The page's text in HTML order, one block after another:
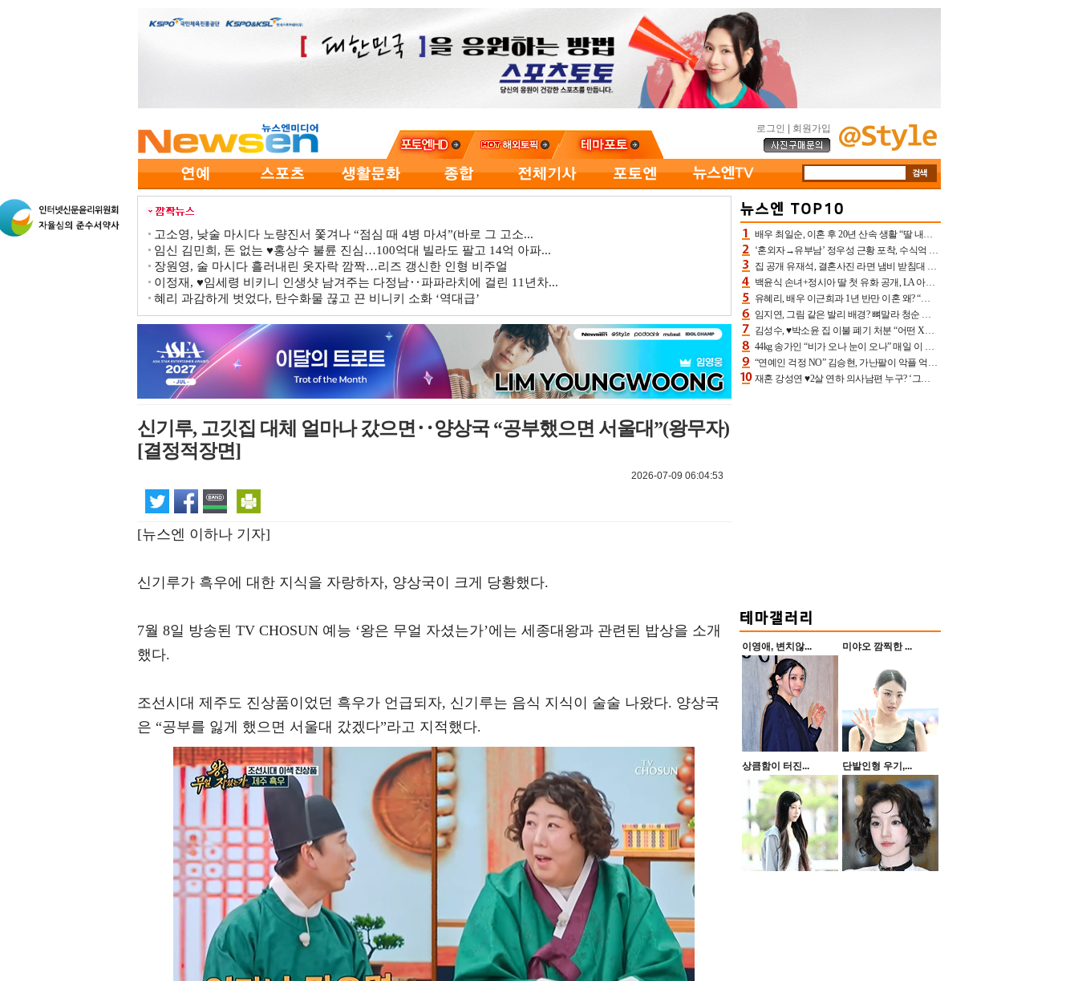
로그인 회원가입
고소영, 낮술 마시다 노량진서 쫓겨나 “점심 때 4병 마셔”(바로 그 고소...
임신 김민희, 돈 없는 ♥홍상수 불륜 진심…100억대 빌라도 팔고 14억 아파...
장원영, 술 마시다 흘러내린 옷자락 깜짝…리즈 갱신한 인형 비주얼
이정재, ♥임세령 비키니 인생샷 남겨주는 다정남‥파파라치에 걸린 11년차...
혜리 과감하게 벗었다, 탄수화물 끊고 끈 비니키 소화 ‘역대급’
신기루, 고깃집 대체 얼마나 갔으면‥양상국 “공부했으면 서울대”(왕무자)
[결정적장면]
2026-07-09 06:04:53
[뉴스엔 이하나 기자]
신기루가 흑우에 대한 지식을 자랑하자, 양상국이 크게 당황했다.
7월 8일 방송된 TV CHOSUN 예능 ‘왕은 무얼 자셨는가’에는 세종대왕과 관련된 밥상을 소개
했다.
조선시대 제주도 진상품이었던 흑우가 언급되자, 신기루는 음식 지식이 술술 나왔다. 양상국
은 “공부를 잃게 했으면 서울대 갔겠다”라고 지적했다.
배우 최일순, 이혼 후 20년 산속 생활 “딸 내가 버렸다고 원망‥맘 아파”(특종)[어제TV]
‘혼외자→유부남’ 정우성 근황 포착, 수식억 해킹 피해 후배 만났다 “존경하는”
집 공개 유재석, 결혼사진 라면 냄비 받침대 되고 분노‥가족사진도 피해(놀뭐)[어제TV]
백윤식 손녀+정시아 딸 첫 유화 공개, LA 아트쇼→서울국제조각페스타 작가다운 수준급 실력
유혜리, 배우 이근희과 1년 반만 이혼 왜? “식칼 꽂고 의자 던져” 충격 폭로(특종)[어제TV]
임지연, 그림 같은 발리 배경? 뼈말라 청순 비키니 핏에 상대 안 되네
김성수, ♥박소윤 집 이불 폐기 처분 “어떤 X이랑 썼을지 몰라” 질투(신랑수업2)[어제TV]
44kg 송가인 “비가 오나 눈이 오나” 매일 이 운동, 허벅지 근육량 상승+체지방 감소
“연예인 걱정 NO” 김승현, 가난팔이 악플 억울할만‥아내+딸과 日 여행
재혼 강성연 ♥2살 연하 의사남편 누구? ‘그알’ 자문의에 훈남 비주얼 초엘리트 스펙 [종합]
이영애, 변치않... 미야오 깜찍한 ...
상큼함이 터진... 단발인형 우기,...